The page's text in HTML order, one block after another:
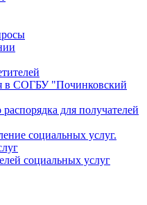
в СОГБУ "Починковский
для получателей
социальных услуг.
социальных услуг